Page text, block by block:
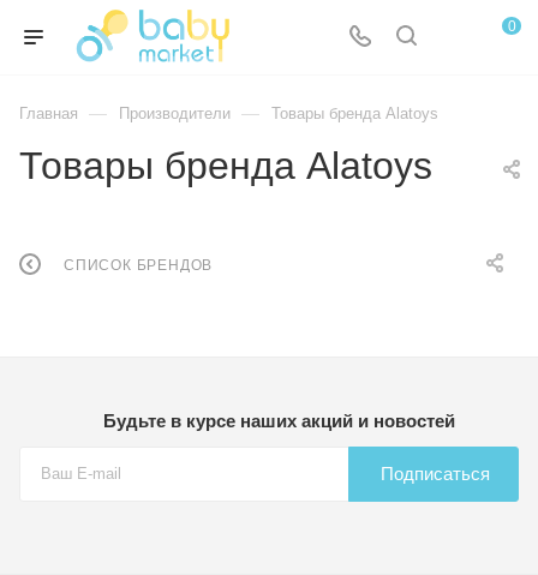
0
Главная — Производители — Товары бренда Alatoys
Товары бренда Alatoys
СПИСОК БРЕНДОВ
Будьте в курсе наших акций и новостей
Подписаться